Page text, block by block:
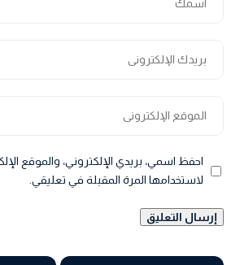
احفظ اسمي، بريدي الإلكتروني، والموقع
لاستخدامها المرة المقبلة في تعليقي.